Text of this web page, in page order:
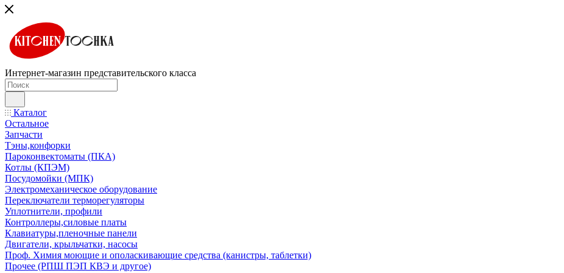
Интернет-магазин представительского класса
Каталог
Остальное
Запчасти
Тэны,конфорки
Пароконвектоматы (ПКА)
Котлы (КПЭМ)
Посудомойки (МПК)
Электромеханическое оборудование
Переключатели терморегуляторы
Уплотнители, профили
Контроллеры,силовые платы
Клавиатуры,пленочные панели
Двигатели, крыльчатки, насосы
Проф. Химия моющие и ополаскивающие средства (канистры, таблетки)
Прочее (РПШ ПЭП КВЭ и другое)